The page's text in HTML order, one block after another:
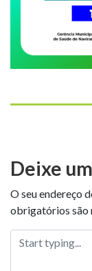
Deixe
O seu endereço
obrigatórios são